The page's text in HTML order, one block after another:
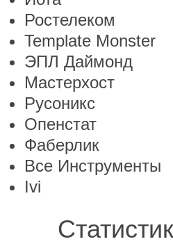
Ростелеком
Template Monster
ЭПЛ Даймонд
Мастерхост
Русоникс
Опенстат
Фаберлик
Все Инструменты
Ivi